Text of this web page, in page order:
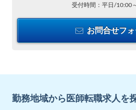
受付時間：平日/10:00
お問合せフ
勤務地域から医師転職求人を